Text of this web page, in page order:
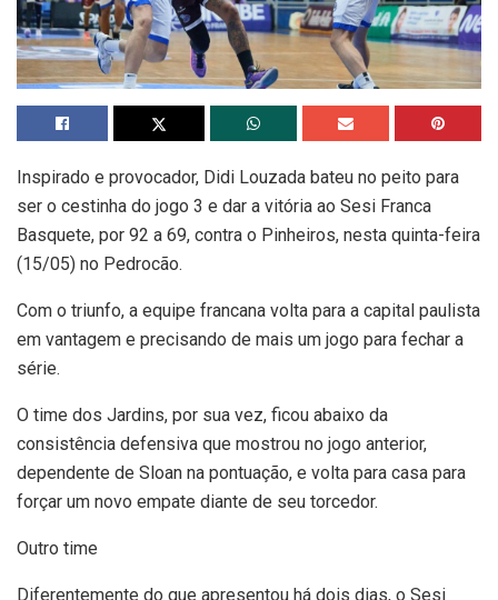
Inspirado e provocador, Didi Louzada bateu no peito para
ser o cestinha do jogo 3 e dar a vitória ao Sesi Franca
Basquete, por 92 a 69, contra o Pinheiros, nesta quinta-feira
(15/05) no Pedrocão.
Com o triunfo, a equipe francana volta para a capital paulista
em vantagem e precisando de mais um jogo para fechar a
série.
O time dos Jardins, por sua vez, ficou abaixo da
consistência defensiva que mostrou no jogo anterior,
dependente de Sloan na pontuação, e volta para casa para
forçar um novo empate diante de seu torcedor.
Outro time
Diferentemente do que apresentou há dois dias, o Sesi